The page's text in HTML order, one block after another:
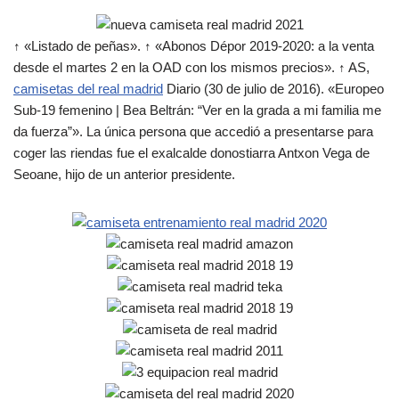
↑ «Listado de peñas». ↑ «Abonos Dépor 2019-2020: a la venta
desde el martes 2 en la OAD con los mismos precios». ↑ AS,
camisetas del real madrid Diario (30 de julio de 2016). «Europeo
Sub-19 femenino | Bea Beltrán: “Ver en la grada a mi familia me
da fuerza”». La única persona que accedió a presentarse para
coger las riendas fue el exalcalde donostiarra Antxon Vega de
Seoane, hijo de un anterior presidente.